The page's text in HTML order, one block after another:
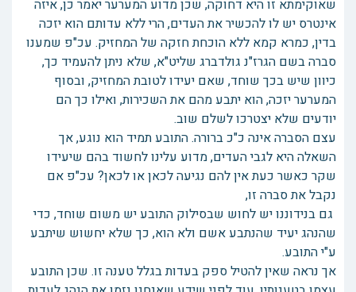
שאוקימתא זו היא דחוקה, שכן מדוע המערער יאמר כן, איזה
אינטרס יש לו להכשיר את העדים, הרי ללא עדותם הוא יזכה
בדין, כמרא קמא ללא הוכחת חזקה של המחזיק. עכ"פ שמענו
סברה בשם הגרז"נ גולדברג שליט"א, שלא ניתן להעמיד כך,
כיוון שיש בכך שוחד, שאם יעידו לטובת המחזיק, ובסוף
המערער יזכה, הוא יתבע מהם את השכירות, ואילו כך הם
יודעים שלא יצטרכו לשלם שוב.
עצם הסברה אינה כ"כ ברורה. התובע תמיד הוא נוגע, אך
השאלה היא לגבי העדים, מדוע עלינו לחשוד בהם שיעידו
שקר כאשר כעת אין להם נגיעה לכאן או לכאן? עכ"פ אם
נקבל את סברה זו,
גם בנידוננו יש לחוש שבסילוק התובע יש משום שוחד, כדי
שהנהג יעיד שהנתבע אשם ולא הוא, כך שלא יחשוש שיתבע
ע"י התובע.
אך נראה שאין להטיל ספק בעדות בגלל טענה זו. שכן התובע